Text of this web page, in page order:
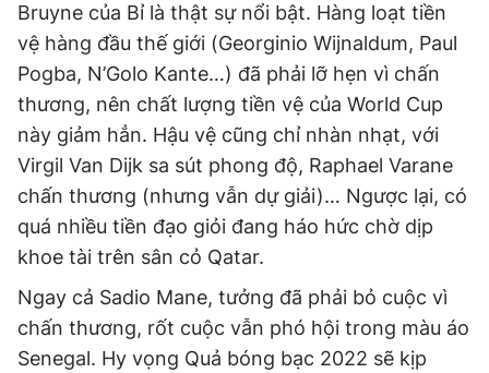
Bruyne của Bỉ là thật sự nổi bật. Hàng loạt tiền
vệ hàng đầu thế giới (Georginio Wijnaldum, Paul
Pogba, N’Golo Kante…) đã phải lỡ hẹn vì chấn
thương, nên chất lượng tiền vệ của World Cup
này giảm hẳn. Hậu vệ cũng chỉ nhàn nhạt, với
Virgil Van Dijk sa sút phong độ, Raphael Varane
chấn thương (nhưng vẫn dự giải)… Ngược lại, có
quá nhiều tiền đạo giỏi đang háo hức chờ dịp
khoe tài trên sân cỏ Qatar.
Ngay cả Sadio Mane, tưởng đã phải bỏ cuộc vì
chấn thương, rốt cuộc vẫn phó hội trong màu áo
Senegal. Hy vọng Quả bóng bạc 2022 sẽ kịp